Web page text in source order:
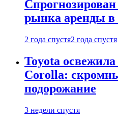
рынка аренды в
2 года спустя2 года спустя
Toyota
Corolla:
подорожание
3 недели спустя